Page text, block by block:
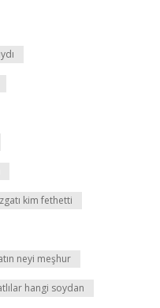
kim fethetti
neyi meşhur
hangi soydan